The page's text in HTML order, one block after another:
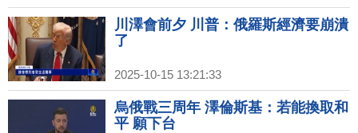
川澤會前夕 川普：俄羅斯經濟要崩潰
了
2025-10-15 13:21:33
烏俄戰三周年 澤倫斯基：若能換取和
平 願下台